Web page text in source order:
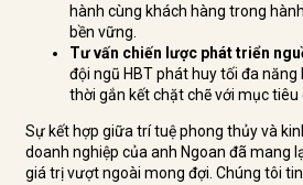
hành cùng khách hàng trong
bền vững.
Tư vấn chiến lược phát triển
đội ngũ HBT phát huy tối đa năng
thời gắn kết chặt chẽ với mục tiêu
Sự kết hợp giữa trí tuệ phong thủy và
doanh nghiệp của anh Ngoan đã mang
giá trị vượt ngoài mong đợi. Chúng tôi